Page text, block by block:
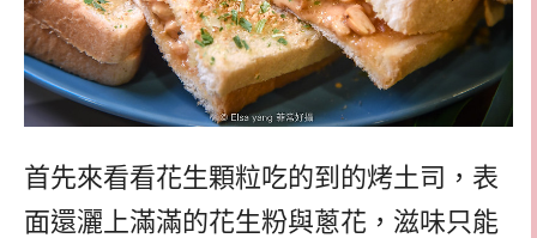
首先來看看花生顆粒吃的到的烤土司，表
面還灑上滿滿的花生粉與蔥花，滋味只能